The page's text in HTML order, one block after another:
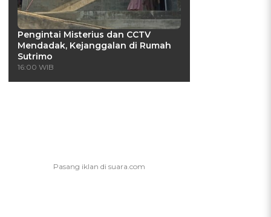
Pengintai Misterius dan CCTV
Mendadak, Kejanggalan di Rumah
Sutrimo
16:00 WIB